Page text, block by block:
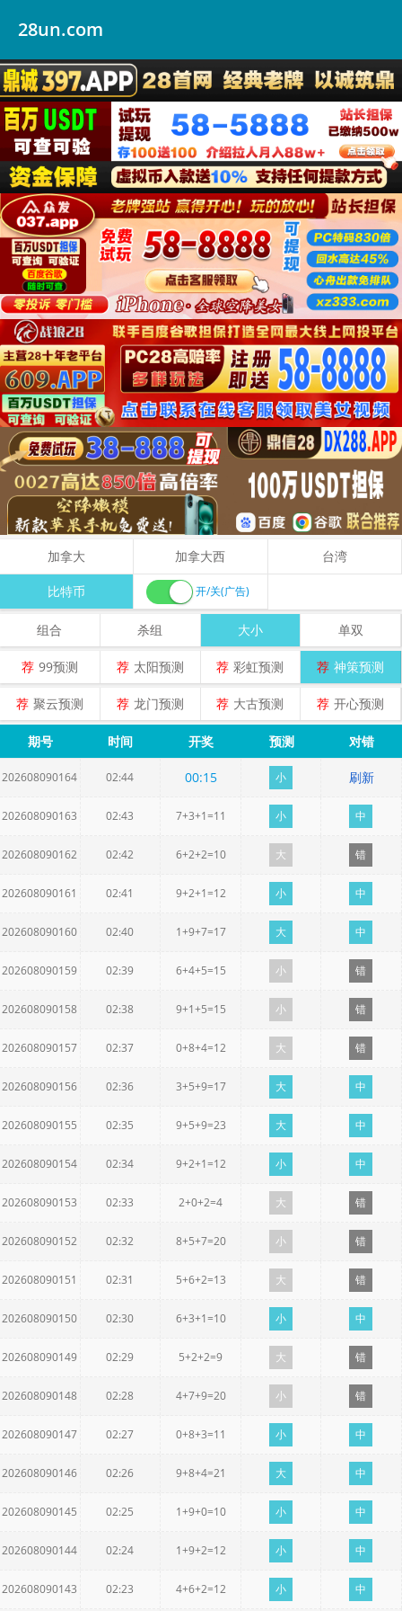
28un.com
加拿大 加拿大西 台湾
比特币 开/关(广告)
组合 杀组 大小 单双
荐 99预测 荐 太阳预测 荐 彩虹预测 荐 神策预测
荐 聚云预测 荐 龙门预测 荐 大古预测 荐 开心预测
期号 时间 开奖 预测 对错
202608090164 02:44 00:15 小 刷新
202608090163 02:43 7+3+1=11 小 中
202608090162 02:42 6+2+2=10 大 错
202608090161 02:41 9+2+1=12 小 中
202608090160 02:40 1+9+7=17 大 中
202608090159 02:39 6+4+5=15 小 错
202608090158 02:38 9+1+5=15 小 错
202608090157 02:37 0+8+4=12 大 错
202608090156 02:36 3+5+9=17 大 中
202608090155 02:35 9+5+9=23 大 中
202608090154 02:34 9+2+1=12 小 中
202608090153 02:33 2+0+2=4 大 错
202608090152 02:32 8+5+7=20 小 错
202608090151 02:31 5+6+2=13 大 错
202608090150 02:30 6+3+1=10 小 中
202608090149 02:29 5+2+2=9 大 错
202608090148 02:28 4+7+9=20 小 错
202608090147 02:27 0+8+3=11 小 中
202608090146 02:26 9+8+4=21 大 中
202608090145 02:25 1+9+0=10 小 中
202608090144 02:24 1+9+2=12 小 中
202608090143 02:23 4+6+2=12 小 中